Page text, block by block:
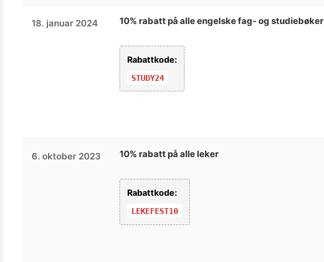
18. januar 2024 10% rabatt på alle engelske fag- og studiebøker
Rabattkode:
STUDY24
6. oktober 2023 10% rabatt på alle leker
Rabattkode:
LEKEFEST10